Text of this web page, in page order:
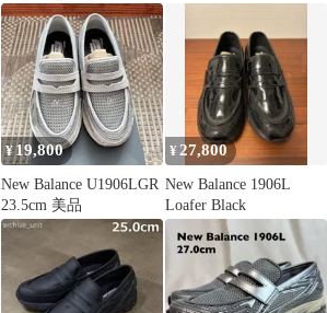
箱無し
¥19,800
New Balance U1906LGR
23.5cm 美品
¥ 27,800
New Balance 1906L
Loafer Black